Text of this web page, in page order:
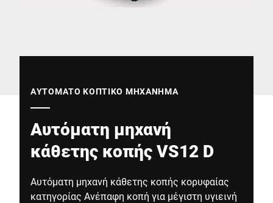
Παγκόσμιος ιστότοπος
ΑΥΤΌΜΑΤΟ ΚΟΠΤΙΚΌ ΜΗΧΆΝΗΜΑ
Αυτόματη μηχανή
κάθετης κοπής VS12 D
Αυτόματη μηχανή κάθετης κοπής κορυφαίας
κατηγορίας Ανέπαφη κοπή για μέγιστη υγιεινή